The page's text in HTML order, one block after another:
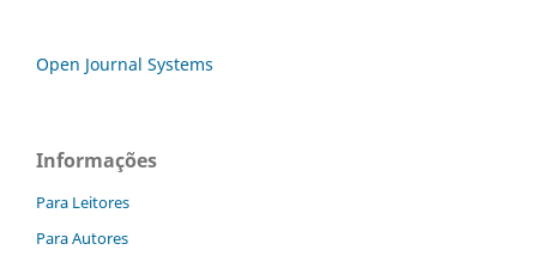
Open Journal Systems
Informações
Para Leitores
Para Autores